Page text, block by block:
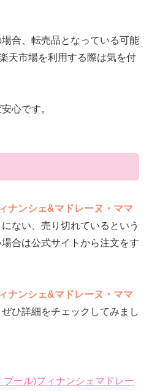
合、転売品となっている可能
天市場を利用する際は気を付
心です。
ナンシェ&マドレーヌ・ママ
ない、売り切れているという
合は公式サイトから注文をす
ナンシェ&マドレーヌ・ママ
ひ詳細をチェックしてみまし
ール)フィナンシェマドレー